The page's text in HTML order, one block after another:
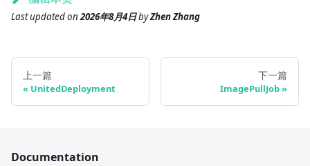
Last updatedon2026年8月4日byZhen Zhang
上一篇
UnitedDeployment
下一篇
ImagePullJob
Documentation